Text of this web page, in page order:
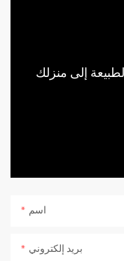
اسم
بريد إلكتروني